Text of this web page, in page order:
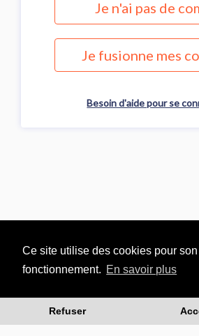
Ce site utilise des cookies pour
fonctionnement. En savoir plus
Refuser
Je n'ai pas de
Je fusionne mes
Besoin d'aide pour se